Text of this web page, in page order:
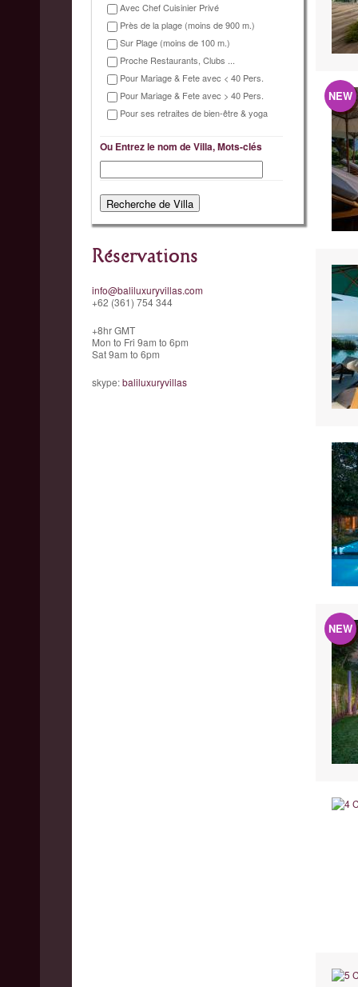
Avec Chef Cuisinier Privé
Près de la plage (moins de 900 m.)
Sur Plage (moins de 100 m.)
Proche Restaurants, Clubs ...
Pour Mariage & Fete avec < 40 Pers.
Pour Mariage & Fete avec > 40 Pers.
Pour ses retraites de bien-être & yoga
Ou Entrez le nom de Villa, Mots-clés
Réservations
info@baliluxuryvillas.com
+62 (361) 754 344
+8hr GMT
Mon to Fri 9am to 6pm
Sat 9am to 6pm
skype: baliluxuryvillas
NEW
NEW